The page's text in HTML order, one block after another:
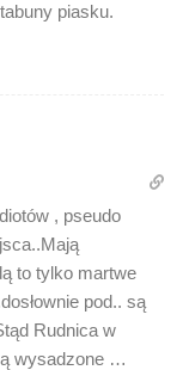
piasku.
, pseudo
to tylko martwe
pod.. są
Rudnica w
wysadzone …